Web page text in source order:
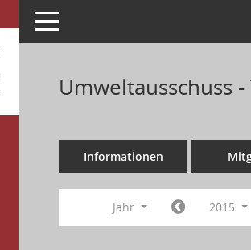
Toggle navigation
Umweltausschuss
Informationen
Jahr 2015